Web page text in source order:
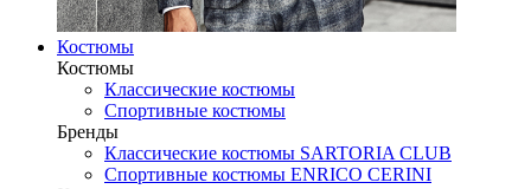
Костюмы
Костюмы
Классические костюмы
Спортивные костюмы
Бренды
Классические костюмы SARTORIA CLUB
Спортивные костюмы ENRICO CERINI